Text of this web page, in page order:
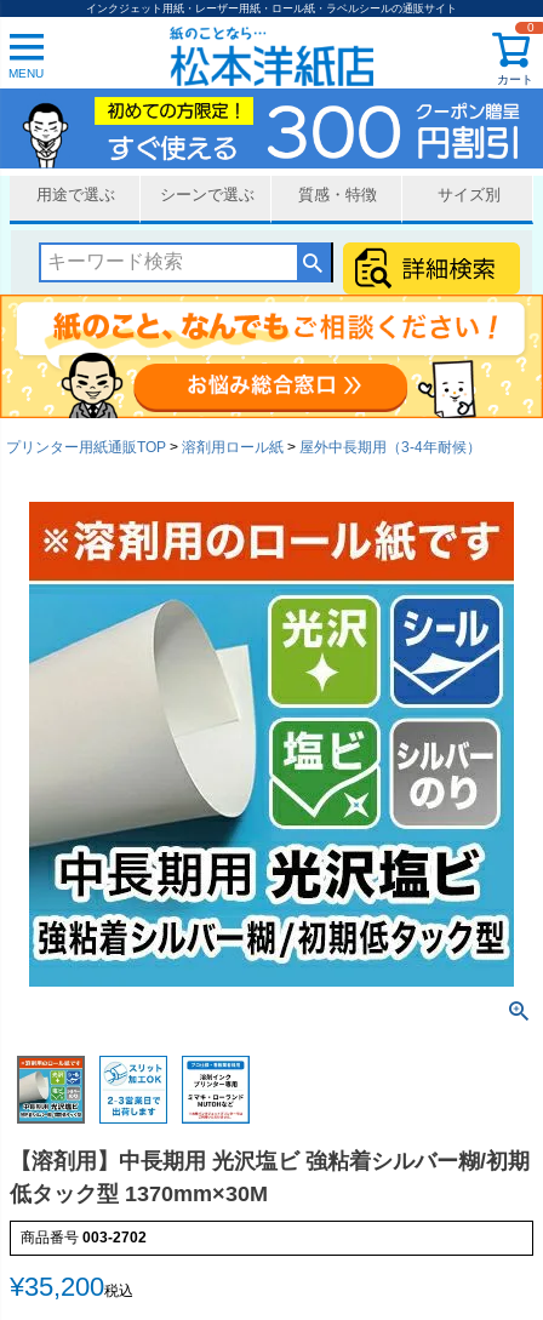
インクジェット用紙・レーザー用紙・ロール紙・ラベルシールの通販サイト
MENU カート
0
用途で選ぶ シーンで選ぶ 質感・特徴 サイズ別
プリンター用紙通販TOP 溶剤用ロール紙 屋外中長期用（3-4年耐候）
【溶剤用】中長期用 光沢塩ビ 強粘着シルバー糊/初期
低タック型 1370mm×30M
商品番号 003-2702
¥35,200税込